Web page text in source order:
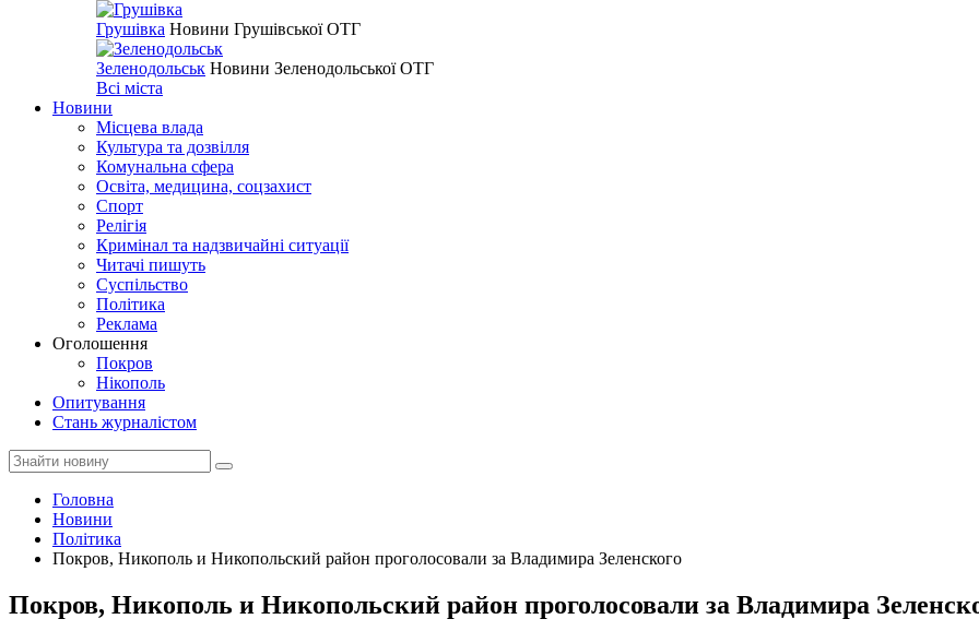
Грушівка Новини Грушівської ОТГ
Зеленодольськ Новини Зеленодольської ОТГ
Всі міста
Новини
Місцева влада
Культура та дозвілля
Комунальна сфера
Освіта, медицина, соцзахист
Спорт
Релігія
Кримінал та надзвичайні ситуації
Читачі пишуть
Суспільство
Політика
Реклама
Оголошення
Покров
Нікополь
Опитування
Стань журналістом
Головна
Новини
Політика
Покров, Никополь и Никопольский район проголосовали за Владимира Зеленского
Покров, Никополь и Никопольский район проголосовали за Владимира